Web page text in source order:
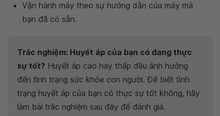
Vận hành máy theo sự hướng dẫn của máy mà
bạn đã có sẵn.
Trắc nghiệm: Huyết áp của bạn có đang thực
sự tốt? Huyết áp cao hay thấp đều ảnh hưởng
đến tình trạng sức khỏe con người. Để biết tình
trạng huyết áp của bạn có thực sự tốt không, hãy
làm bài trắc nghiệm sau đây để đánh giá.